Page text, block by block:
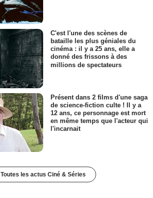
C'est l'une des scènes de
bataille les plus géniales du
cinéma : il y a 25 ans, elle a
donné des frissons à des
millions de spectateurs
Présent dans 2 films d'une saga
de science-fiction culte ! Il y a
12 ans, ce personnage est mort
en même temps que l'acteur qui
l'incarnait
Toutes les actus Ciné & Séries